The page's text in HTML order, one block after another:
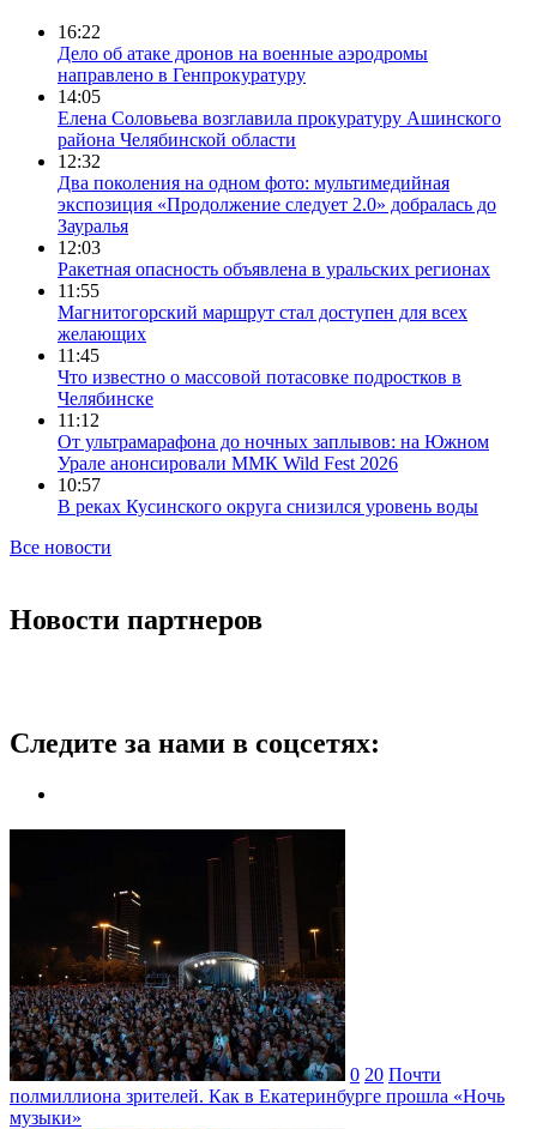
16:22
Дело об атаке дронов на военные аэродромы
направлено в Генпрокуратуру
14:05
Елена Соловьева возглавила прокуратуру Ашинского
района Челябинской области
12:32
Два поколения на одном фото: мультимедийная
экспозиция «Продолжение следует 2.0» добралась до
Зауралья
12:03
Ракетная опасность объявлена в уральских регионах
11:55
Магнитогорский маршрут стал доступен для всех
желающих
11:45
Что известно о массовой потасовке подростков в
Челябинске
11:12
От ультрамарафона до ночных заплывов: на Южном
Урале анонсировали ММК Wild Fest 2026
10:57
В реках Кусинского округа снизился уровень воды
Все новости
Новости партнеров
Следите за нами в соцсетях:
0 20 Почти
полмиллиона зрителей. Как в Екатеринбурге прошла «Ночь
музыки»